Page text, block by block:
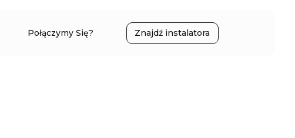
Połączymy Się? Znajdź instalatora